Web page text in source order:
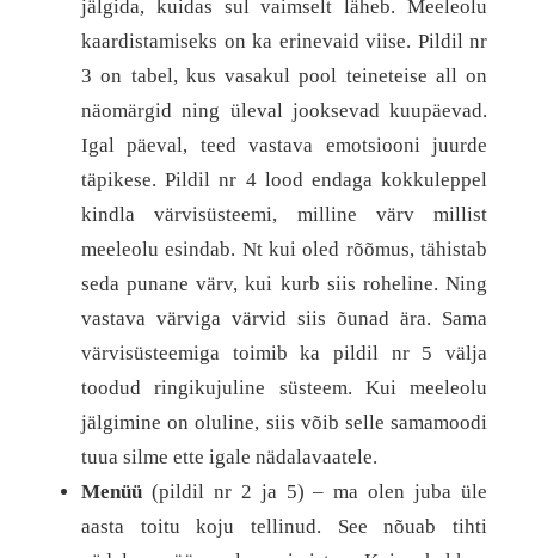
jälgida, kuidas sul vaimselt läheb. Meeleolu
kaardistamiseks on ka erinevaid viise. Pildil nr
3 on tabel, kus vasakul pool teineteise all on
näomärgid ning üleval jooksevad kuupäevad.
Igal päeval, teed vastava emotsiooni juurde
täpikese. Pildil nr 4 lood endaga kokkuleppel
kindla värvisüsteemi, milline värv millist
meeleolu esindab. Nt kui oled rõõmus, tähistab
seda punane värv, kui kurb siis roheline. Ning
vastava värviga värvid siis õunad ära. Sama
värvisüsteemiga toimib ka pildil nr 5 välja
toodud ringikujuline süsteem. Kui meeleolu
jälgimine on oluline, siis võib selle samamoodi
tuua silme ette igale nädalavaatele.
Menüü (pildil nr 2 ja 5) – ma olen juba üle
aasta toitu koju tellinud. See nõuab tihti